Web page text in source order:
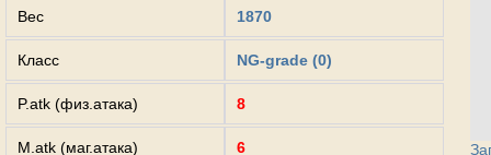
Вес 1870
Класс NG-grade (0)
P.atk (физ.атака) 8
M.atk (маг.атака) 6